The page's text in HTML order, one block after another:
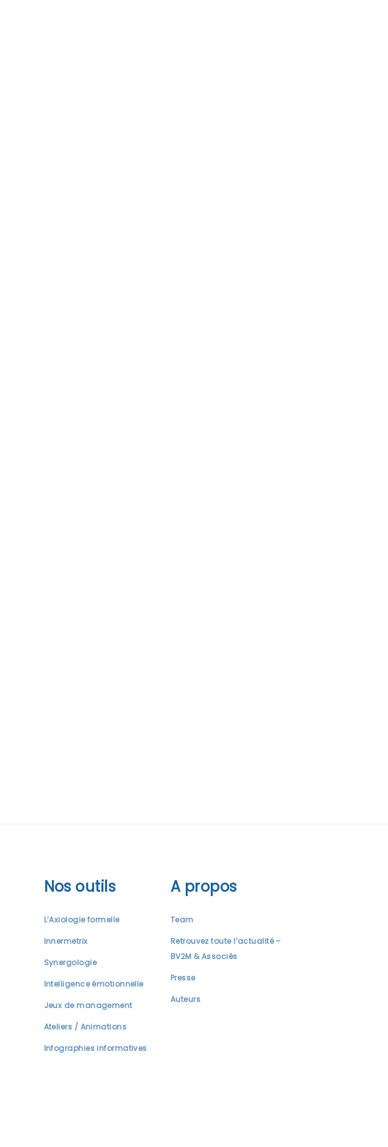
Nos outils
L’Axiologie formelle
Innermetrix
Synergologie
Intelligence émotionnelle
Jeux de management
Ateliers / Animations
Infographies informatives
A propos
Team
Retrouvez toute l’actualité –
BV2M & Associés
Presse
Auteurs